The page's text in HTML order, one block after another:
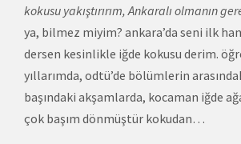
kokusu yakıştırırım, Ankaralı olmanın
ya, bilmez miyim? ankara’da seni ilk
dersen kesinlikle iğde kokusu derim.
yıllarımda, odtü’de bölümlerin
başındaki akşamlarda, kocaman iğde
çok başım dönmüştür kokudan…